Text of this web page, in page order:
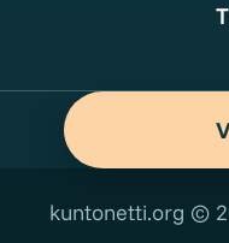
kuntonetti.org ©